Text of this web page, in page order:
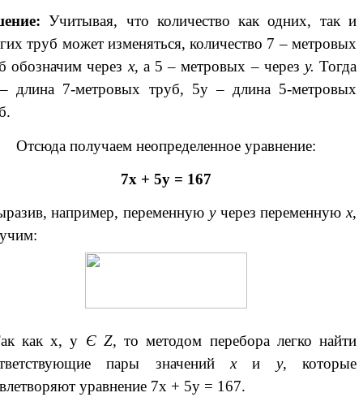
Учитывая, что количество как одних, так и
труб может изменяться, количество 7 – метровых
обозначим черезх, а 5 – метровых – через у. Тогда
длина 7-метровых труб, 5у – длина 5-метровых
Отсюда получаем неопределенное уравнение:
7х + 5у = 167
например, переменную у через переменнуюх,
как х, у Є Z, то методом перебора легко найти
пары значенийхи у, которые
уравнение 7х + 5у = 167.